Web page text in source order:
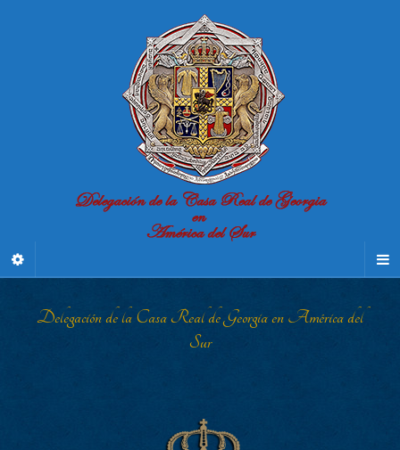
Delegación de la Casa Real de Georgia en América del
Sur